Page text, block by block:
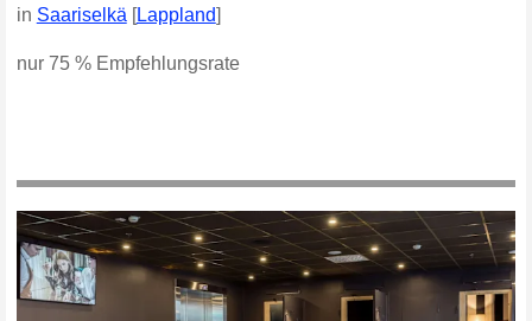
in Saariselkä [Lappland]
nur 75 % Empfehlungsrate